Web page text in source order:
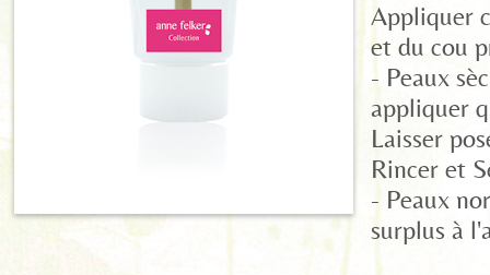
Appliquer
et du cou
- Peaux
appliquer
Laisser
Rincer et
- Peaux
surplus à